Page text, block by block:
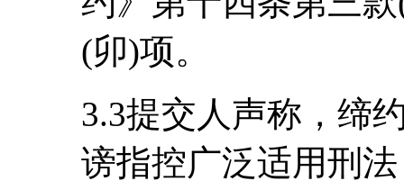
(卯)项。
3.3提交人声称，缔
谤指控广泛适用刑